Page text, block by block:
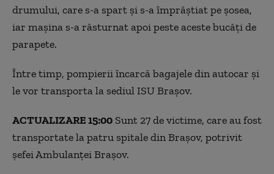
drumului, care s-a spart și s-a împrăștiat pe șosea,
iar mașina s-a răsturnat apoi peste aceste bucăți de
parapete.
Între timp, pompierii încarcă bagajele din autocar și
le vor transporta la sediul ISU Brașov.
ACTUALIZARE 15:00 Sunt 27 de victime, care au fost
transportate la patru spitale din Brașov, potrivit
șefei Ambulanței Brașov.